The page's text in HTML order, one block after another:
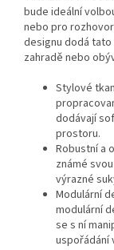
bude ideální
nebo pro
designu dodá
zahradě nebo
Stylové
dodávají
prostoru.
Robustní a
známé
výrazné
Modulární
modulární
se s ní
uspořádání